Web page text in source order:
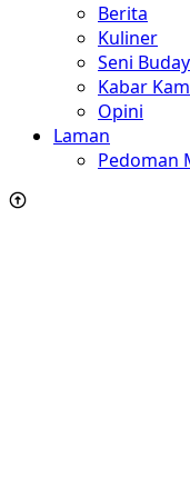
Berita
Kuliner
Seni
Kabar
Opini
Laman
Pedoman